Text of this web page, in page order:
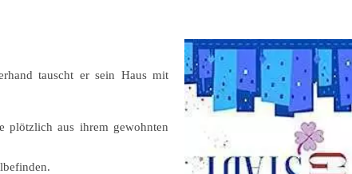
tauscht er sein Haus mit
plötzlich aus ihrem gewohnten